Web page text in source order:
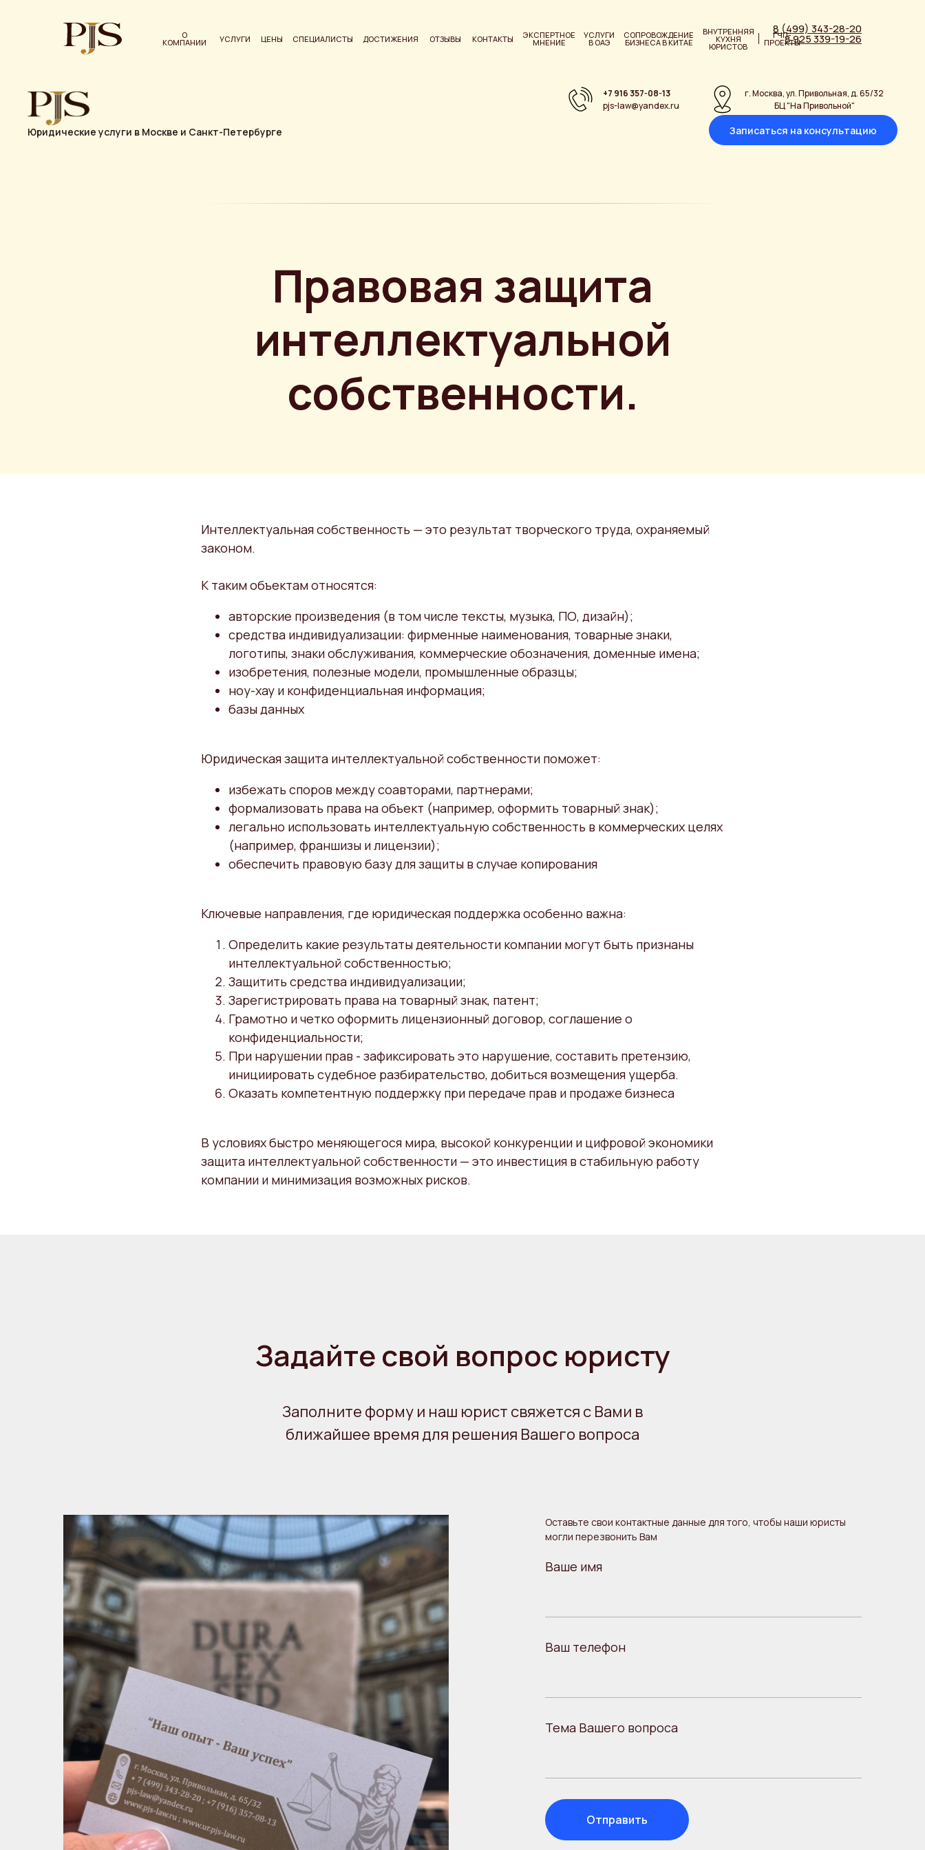
О
КОМПАНИИ УСЛУГИ ЦЕНЫ СПЕЦИАЛИСТЫ ДОСТИЖЕНИЯ ОТЗЫВЫ КОНТАКТЫ ЭКСПЕРТНОЕ
МНЕНИЕ
УСЛУГИ
В ОАЭ
СОПРОВОЖДЕНИЕ
БИЗНЕСА В КИТАЕ
ВНУТРЕННЯЯ
КУХНЯ
ЮРИСТОВ
ГЧП-
ПРОЕКТЫ
8 (499) 343-28-20
8 925 339-19-26
Юридические услуги в Москве и Санкт-Петербурге
+7 916 357-08-13
pjs-law@yandex.ru
г. Москва, ул. Привольная, д. 65/32
БЦ "На Привольной"
Записаться на консультацию
Правовая защита
интеллектуальной
собственности.
Интеллектуальная собственность — это результат творческого труда, охраняемый
законом.
К таким объектам относятся:
авторские произведения (в том числе тексты, музыка, ПО, дизайн);
средства индивидуализации: фирменные наименования, товарные знаки,
логотипы, знаки обслуживания, коммерческие обозначения, доменные имена;
изобретения, полезные модели, промышленные образцы;
ноу-хау и конфиденциальная информация;
базы данных
Юридическая защита интеллектуальной собственности поможет:
избежать споров между соавторами, партнерами;
формализовать права на объект (например, оформить товарный знак);
легально использовать интеллектуальную собственность в коммерческих целях
(например, франшизы и лицензии);
обеспечить правовую базу для защиты в случае копирования
Ключевые направления, где юридическая поддержка особенно важна:
Определить какие результаты деятельности компании могут быть признаны
интеллектуальной собственностью;
Защитить средства индивидуализации;
Зарегистрировать права на товарный знак, патент;
Грамотно и четко оформить лицензионный договор, соглашение о
конфиденциальности;
При нарушении прав - зафиксировать это нарушение, составить претензию,
инициировать судебное разбирательство, добиться возмещения ущерба.
Оказать компетентную поддержку при передаче прав и продаже бизнеса
В условиях быстро меняющегося мира, высокой конкуренции и цифровой экономики
защита интеллектуальной собственности — это инвестиция в стабильную работу
компании и минимизация возможных рисков.
Задайте свой вопрос юристу
Заполните форму и наш юрист свяжется с Вами в
ближайшее время для решения Вашего вопроса
Оставьте свои контактные данные для того, чтобы наши юристы
могли перезвонить Вам
Ваше имя
Ваш телефон
Тема Вашего вопроса
Отправить